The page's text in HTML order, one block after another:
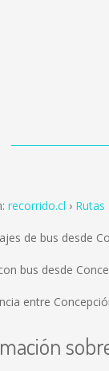
recorrido.cl Rutas
de bus desde
bus desde
entre